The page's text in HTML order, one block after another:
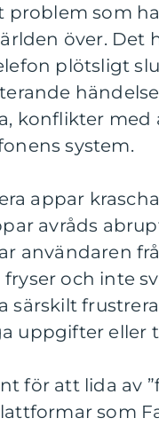
problem som
över. Det
plötsligt
konflikter
system.
appar
avråds
användaren
och inte
särskilt
uppgifter eller
för att lida av
som